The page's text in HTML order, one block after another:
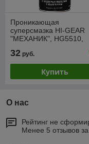
Проникающая
суперсмазка HI-GEAR
"МЕХАНИК", HG5510,
32 руб.
Купить
О нас
Рейтинг не
Менее 5 отзывов